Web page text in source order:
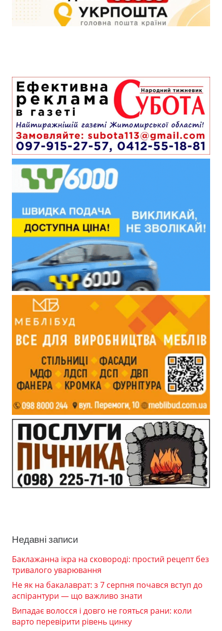
Недавні записи
Баклажанна ікра на сковороді: простий рецепт без
тривалого уварювання
Не як на бакалаврат: з 7 серпня почався вступ до
аспірантури — що важливо знати
Випадає волосся і довго не гояться рани: коли
варто перевірити рівень цинку